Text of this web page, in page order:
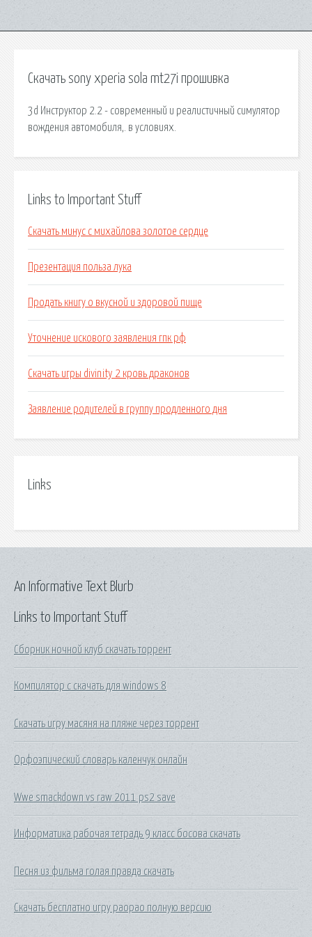
Скачать sony xperia sola mt27i прошивка
3d Инструктор 2.2 - современный и реалистичный симулятор
вождения автомобиля,. в условиях.
Links to Important Stuff
Скачать минус с михайлова золотое сердце
Презентация польза лука
Продать книгу о вкусной и здоровой пище
Уточнение искового заявления гпк рф
Скачать игры divinity 2 кровь драконов
Заявление родителей в группу продленного дня
Links
Links to Important Stuff
Сборник ночной клуб скачать торрент
Компилятор c скачать для windows 8
Скачать игру масяня на пляже через торрент
Орфоэпический словарь каленчук онлайн
Wwe smackdown vs raw 2011 ps2 save
Информатика рабочая тетрадь 9 класс босова скачать
Песня из фильма голая правда скачать
Скачать бесплатно игру раорао полную версию
An Informative Text Blurb